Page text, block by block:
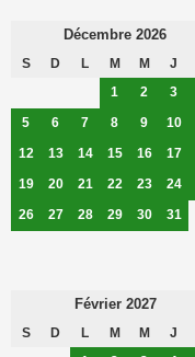
Décembre 2026
S D L M M J
1
2 3
5
6 7 8 9 10
12
13 14 15 16 17
19
20 21 22 23 24
26
27 28 29 30 31
Février 2027
S D L M M J